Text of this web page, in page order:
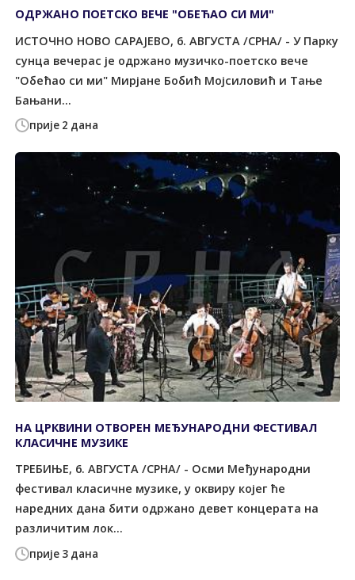
прије 2 дана
ОДРЖАНО ПОЕТСКО ВЕЧЕ "ОБЕЋАО СИ МИ"
ИСТОЧНО НОВО САРАЈЕВО, 6. АВГУСТА /СРНА/ - У Парку
сунца вечерас је одржано музичко-поетско вече
"Обећао си ми" Мирјане Бобић Мојсиловић и Тање
Бањани...
прије 3 дана
НА ЦРКВИНИ ОТВОРЕН МЕЂУНАРОДНИ ФЕСТИВАЛ
КЛАСИЧНЕ МУЗИКЕ
ТРЕБИЊЕ, 6. АВГУСТА /СРНА/ - Осми Међународни
фестивал класичне музике, у оквиру којег ће
наредних дана бити одржано девет концерата на
различитим лок...